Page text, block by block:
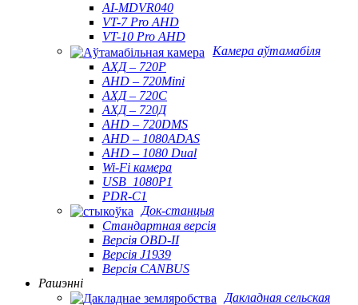
AI-MDVR040
VT-7 Pro AHD
VT-10 Pro AHD
Камера аўтамабіля
АХД – 720Р
AHD – 720Mini
АХД – 720С
АХД – 720Д
AHD – 720DMS
AHD – 1080ADAS
AHD – 1080 Dual
Wi-Fi камера
USB_1080P1
PDR-C1
Док-станцыя
Стандартная версія
Версія OBD-II
Версія J1939
Версія CANBUS
Рашэнні
Дакладная сельская